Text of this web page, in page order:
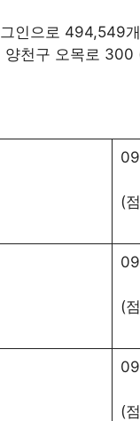
인으로 494,549
양천구 오목로 300
(
(
(